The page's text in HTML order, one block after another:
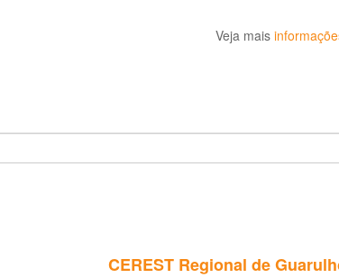
Veja mais
CEREST Regional de